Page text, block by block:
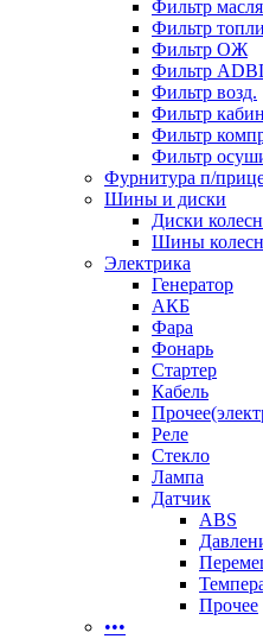
Фильтр
Фильтр
Фильтр ОЖ
Фильтр
Фильтр возд.
Фильтр
Фильтр
Фильтр
Фурнитура п/
Шины и диски
Диски
Шины
Электрика
Генератор
АКБ
Фара
Фонарь
Стартер
Кабель
Реле
Стекло
Лампа
Датчик
ABS
Прочее
•••